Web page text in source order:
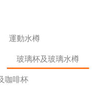
運動水樽
玻璃杯及玻璃水樽
咖啡杯